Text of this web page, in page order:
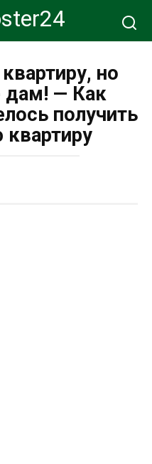
но
дам! — Как
получить
квартиру